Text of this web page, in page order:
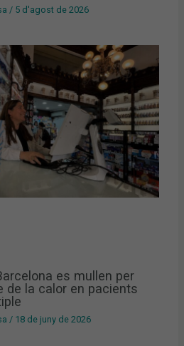
/ 5 d'agost de 2026
es mullen per
de la calor en pacients
/ 18 de juny de 2026